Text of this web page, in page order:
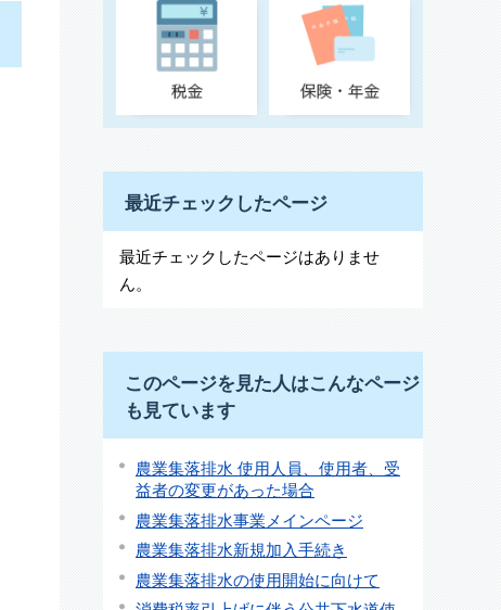
最近チェックしたページ
最近チェックしたページはありませ
ん。
このページを見た人はこんなページ
も見ています
農業集落排水 使用人員、使用者、受
益者の変更があった場合
農業集落排水事業メインページ
農業集落排水新規加入手続き
農業集落排水の使用開始に向けて